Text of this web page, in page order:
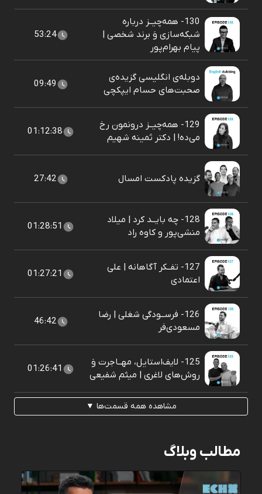
130- همه‌چیــز درباره
شبکه‌سازی وَ برند شخصی |
پيام بهرام‌پور
53:24
دوبله‌ی انگلیسی گزیده‌ی
صحبت‌های حسام ایپکچی
09:49
129- همه‌چیــز درونمون رخ
می‌ده! | دکتر ثمینه شهیم
01:12:38
گزیده پادکست امسال 27:42
128- چه بایــد کرد | میلاد
منشی‌پور و کاوه راد
01:28:51
127- تفــکر آگاهانه | علی
اعتمادی
01:27:21
126- فرســودگی شغلی | رضا
مسعودی‌فر
46:42
125- لایف‌استایل، مهــاجرت وَ
روش‌های لاغری | میثم شفیعی
01:26:41
مشاهده همه قسمت‌ها ▼
مطالب وبلاگ